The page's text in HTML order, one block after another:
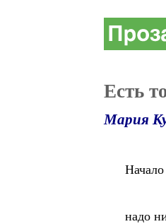
Есть
Мария
надо